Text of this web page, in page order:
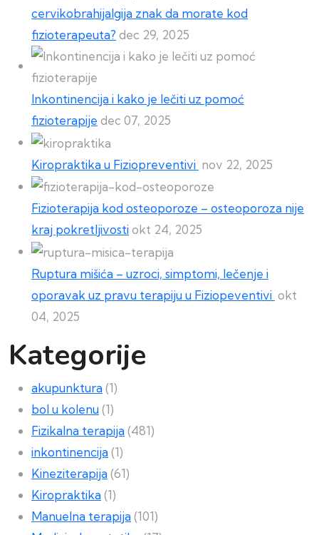
cervikobrahijalgija znak da morate kod
fizioterapeuta? dec 29, 2025
Inkontinencija i kako je lečiti uz pomoć
fizioterapije dec 07, 2025
Kiropraktika u Fiziopreventivi nov 22, 2025
Fizioterapija kod osteoporoze – osteoporoza nije
kraj pokretljivostiokt 24, 2025
Ruptura mišića – uzroci, simptomi, lečenje i
oporavak uz pravu terapiju u Fiziopeventivi okt
04, 2025
Kategorije
akupunktura (1)
bol u kolenu (1)
Fizikalna terapija (481)
inkontinencija (1)
Kineziterapija (61)
Kiropraktika (1)
Manuelna terapija (101)